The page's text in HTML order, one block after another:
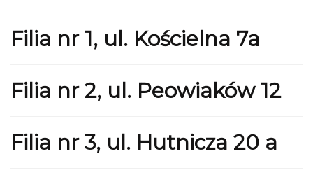
Filia nr 1, ul. Kościelna 7a
Filia nr 2, ul. Peowiaków 12
Filia nr 3, ul. Hutnicza 20 a